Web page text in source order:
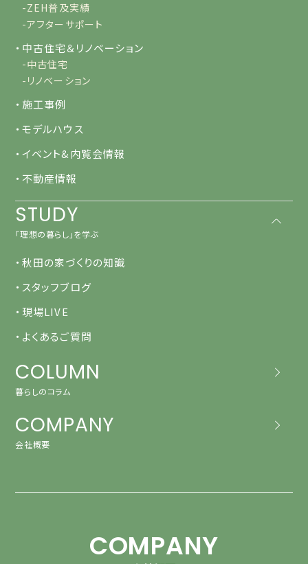
-ZEH普及実績
-アフターサポート
・中古住宅＆リノベーション
-中古住宅
-リノベーション
・施工事例
・モデルハウス
・イベント&内覧会情報
・不動産情報
STUDY
「理想の暮らし」を学ぶ
・秋田の家づくりの知識
・スタッフブログ
・現場LIVE
・よくあるご質問
COLUMN
暮らしのコラム
COMPANY
会社概要
COMPANY